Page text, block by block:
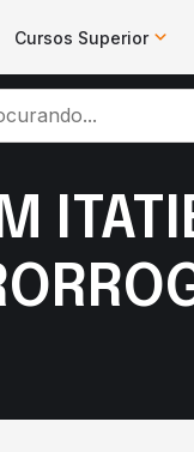
Cursos Superior